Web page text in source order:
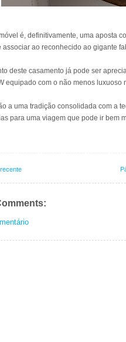
é, definitivamente, uma aposta
associar ao reconhecido ao gigante
deste casamento já pode ser
equipado com o não menos
a uma tradição consolidada com a
para uma viagem que pode ir bem